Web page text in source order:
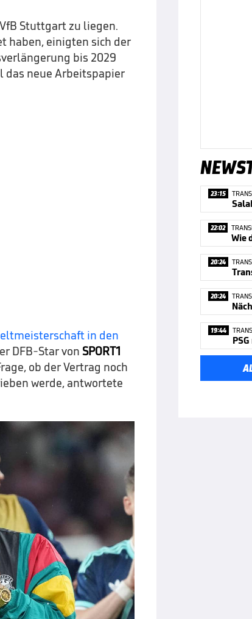
Stuttgart zu liegen.
haben, einigten sich der
bis 2029
das neue Arbeitspapier
in den
DFB-Star von SPORT1
ob der Vertrag noch
werde, antwortete
23:15
22:02
Wie
20:24
20:24
19:44